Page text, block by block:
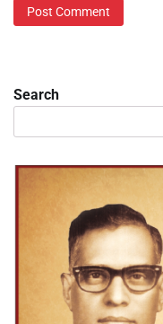
Search